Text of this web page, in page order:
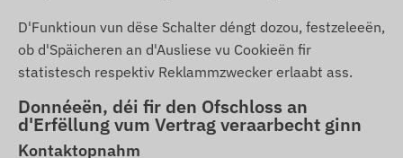
D'Funktioun vun dëse Schalter déngt dozou, festzeleeën,
ob d'Späicheren an d'Ausliese vu Cookieën fir
statistesch respektiv Reklammzwecker erlaabt ass.
Donnéeën, déi fir den Ofschloss an
d'Erfëllung vum Vertrag veraarbecht ginn
Kontaktopnahm